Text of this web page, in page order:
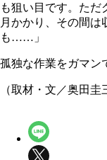
も狙い目です。ただ
月かかり、その間は
も……」
孤独な作業をガマン
（取材・文／奥田